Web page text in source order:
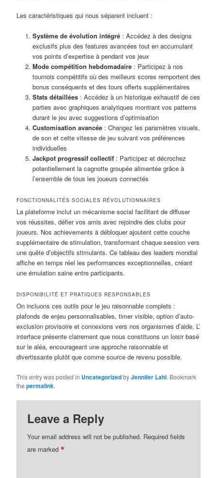
Les caractéristiques qui nous séparent incluent :
Système de évolution intégré: Accédez à des designs
exclusifs plus des features avancées tout en accumulant
vos points d’expertise à pendant vos jeux
Mode compétition hebdomadaire: Participez à nos
tournois compétitifs où des meilleurs scores remportent des
bonus conséquents et des tours offerts supplémentaires
Stats détaillées: Accédez à un historique exhaustif de ces
parties avec graphiques analytiques montrant vos patterns
durant le jeu avec suggestions d’optimisation
Customisation avancée: Changez les paramètres visuels,
de son et cette vitesse de jeu suivant vos préférences
individuelles
Jackpot progressif collectif: Participez et décrochez
potentiellement la cagnotte groupée alimentée grâce à
l’ensemble de tous les joueurs connectés
FONCTIONNALITÉS SOCIALES RÉVOLUTIONNAIRES
La plateforme inclut un mécanisme social facilitant de diffuser
vos réussites, défier vos amis avec rejoindre des clubs pour
joueurs. Nos achievements à débloquer ajoutent cette couche
supplémentaire de stimulation, transformant chaque session vers
une quête d’objectifs stimulants. Ce tableau des leaders mondial
affiche en temps réel les performances exceptionnelles, créant
une émulation saine entre participants.
DISPONIBILITÉ ET PRATIQUES RESPONSABLES
On incluons ces outils pour le jeu raisonnable complets :
plafonds de enjeu personnalisables, timer visible, option d’auto-
exclusion provisoire et connexions vers nos organismes d’aide. L’
interface présente clairement que nous constituons un loisir basé
sur le aléa, encourageant une approche raisonnable et
divertissante plutôt que comme source de revenu possible.
This entry was posted in UncategorizedbyJennifer Lahl. Bookmark
thepermalink.
Leave a Reply
Your email address will not be published. Required fields
are marked*